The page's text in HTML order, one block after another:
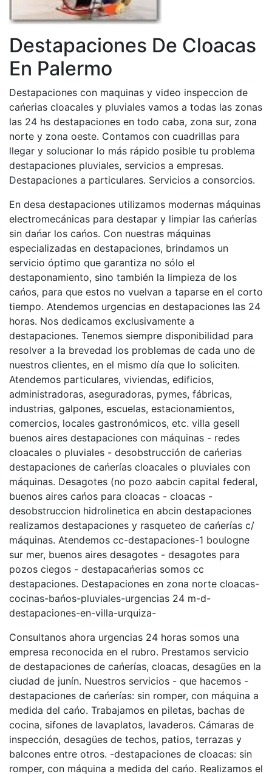
Destapaciones De Cloacas
En Palermo
Destapaciones con maquinas y video inspeccion de
cańerias cloacales y pluviales vamos a todas las zonas
las 24 hs destapaciones en todo caba, zona sur, zona
norte y zona oeste. Contamos con cuadrillas para
llegar y solucionar lo más rápido posible tu problema
destapaciones pluviales, servicios a empresas.
Destapaciones a particulares. Servicios a consorcios.
En desa destapaciones utilizamos modernas máquinas
electromecánicas para destapar y limpiar las cańerías
sin dańar los cańos. Con nuestras máquinas
especializadas en destapaciones, brindamos un
servicio óptimo que garantiza no sólo el
destaponamiento, sino también la limpieza de los
cańos, para que estos no vuelvan a taparse en el corto
tiempo. Atendemos urgencias en destapaciones las 24
horas. Nos dedicamos exclusivamente a
destapaciones. Tenemos siempre disponibilidad para
resolver a la brevedad los problemas de cada uno de
nuestros clientes, en el mismo día que lo soliciten.
Atendemos particulares, viviendas, edificios,
administradoras, aseguradoras, pymes, fábricas,
industrias, galpones, escuelas, estacionamientos,
comercios, locales gastronómicos, etc. villa gesell
buenos aires destapaciones con máquinas - redes
cloacales o pluviales - desobstrucción de cańerias
destapaciones de cańerías cloacales o pluviales con
máquinas. Desagotes (no pozo aabcin capital federal,
buenos aires cańos para cloacas - cloacas -
desobstruccion hidrolinetica en abcin destapaciones
realizamos destapaciones y rasqueteo de cańerías c/
máquinas. Atendemos cc-destapaciones-1 boulogne
sur mer, buenos aires desagotes - desagotes para
pozos ciegos - destapacańerias somos cc
destapaciones. Destapaciones en zona norte cloacas-
cocinas-bańos-pluviales-urgencias 24 m-d-
destapaciones-en-villa-urquiza-
Consultanos ahora urgencias 24 horas somos una
empresa reconocida en el rubro. Prestamos servicio
de destapaciones de cańerías, cloacas, desagües en la
ciudad de junín. Nuestros servicios - que hacemos -
destapaciones de cańerías: sin romper, con máquina a
medida del cańo. Trabajamos en piletas, bachas de
cocina, sifones de lavaplatos, lavaderos. Cámaras de
inspección, desagües de techos, patios, terrazas y
balcones entre otros. -destapaciones de cloacas: sin
romper, con máquina a medida del cańo. Realizamos el